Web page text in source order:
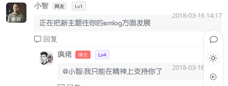
小智
网友 Lv1
2018-03-16 14:17
正在把新主题往你的emlog方面发展
回复
疯佬
博主 Lv4
2018-03-16 14:17
@小智：我只能在精神上支持你了